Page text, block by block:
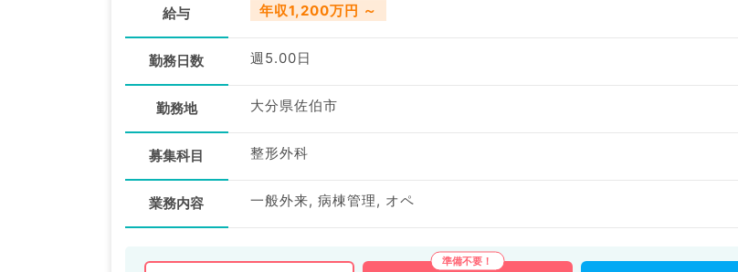
給与 年収1,200万円 ～
勤務日数 週5.00日
勤務地 大分県佐伯市
募集科目 整形外科
業務内容 一般外来, 病棟管理, オペ